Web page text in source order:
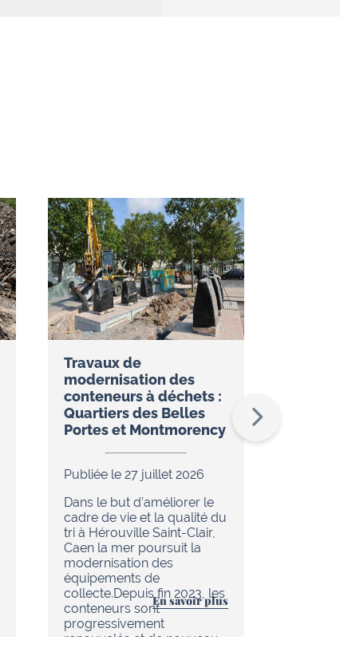
Travaux de
modernisation des
conteneurs à déchets :
Quartiers des Belles
Portes et Montmorency
Publiée le 27 juillet 2026
Dans le but d’améliorer le
cadre de vie et la qualité du
tri à Hérouville Saint-Clair,
Caen la mer poursuit la
modernisation des
équipements de
collecte.Depuis fin 2023, les
conteneurs sont
progressivement
renouvelés et de nouveau…
En savoir plus